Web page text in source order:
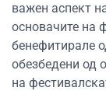
важен аспект
основачите на
бенефитирале
обезбедени од
на